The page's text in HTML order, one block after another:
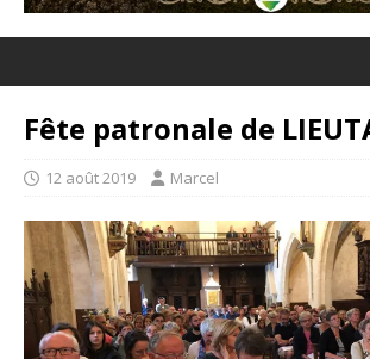
Fête patronale de
12 août 2019 Marcel